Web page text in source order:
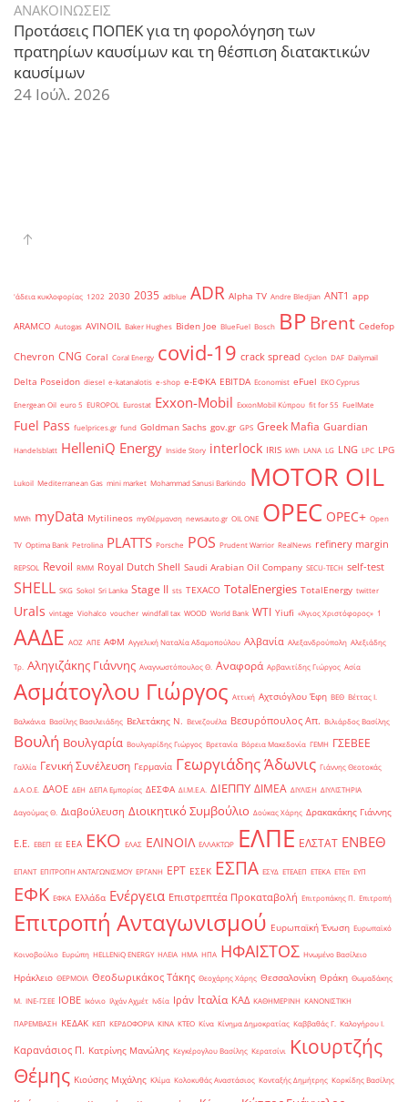
ΑΝΑΚΟΙΝΩΣΕΙΣ
Προτάσεις ΠΟΠΕΚ για τη φορολόγηση των
πρατηρίων καυσίμων και τη θέσπιση διατακτικών
καυσίμων
24 Ιούλ. 2026
'άδεια κυκλοφορίας 1202 2030 2035 adblue ADR Alpha TV Andre Bledjian ANT1 app
ARAMCO Autogas AVINOIL Baker Hughes Biden Joe BlueFuel Bosch BPBrent Cedefop
Chevron CNG Coral Coral Energy covid-19 crack spread Cyclon DAF Dailymail
Delta Poseidon diesel e-katanalotis e-shop e-ΕΦΚΑ EBITDA Economist eFuel EKO Cyprus
Energean Oil euro 5 EUROPOL Eurostat Exxon-Mobil ExxonMobil Κύπρου fit for 55 FuelMate
Fuel Pass fuelprices.gr fund Goldman Sachs gov.gr GPS Greek Mafia Guardian
Handelsblatt HelleniQ Energy Inside Story interlock IRIS kWh LANA LG LNG LPC LPG
Lukoil Mediterranean Gas mini market Mohammad Sanusi Barkindo MOTOR OIL
MWh myData Mytilineos myΘέρμανση newsauto.gr OIL ONE OPEC OPEC+ Open
TV Optima Bank Petrolina PLATTS Porsche POS Prudent Warrior RealNews refinery margin
REPSOL Revoil RMM Royal Dutch Shell Saudi Arabian Oil Company SECU-TECH self-test
SHELL SKG Sokol Sri Lanka Stage II sts TEXACO TotalEnergies TotalEnergy twitter
Urals vintage Viohalco voucher windfall tax WOOD World Bank WTI Yiufi «Άγιος Χριστόφορος» ΄1
ΑΑΔΕ ΑΟΖ ΑΠΕ ΑΦΜ Αγγελική Ναταλία Αδαμοπούλου Αλβανία Αλεξανδρούπολη Αλεξιάδης
Τρ. Αληγιζάκης Γιάννης Αναγνωστόπουλος Θ. Αναφορά Αρβανιτίδης Γιώργος Ασία
Ασμάτογλου Γιώργος Αττική Αχτσιόγλου Έφη ΒΕΘ Βέττας Ι.
Βαλκάνια Βασίλης Βασιλειάδης Βελετάκης Ν. Βενεζουέλα Βεσυρόπουλος Απ. Βιλιάρδος Βασίλης
Βουλή Βουλγαρία Βουλγαρίδης Γιώργος Βρετανία Βόρεια Μακεδονία ΓΕΜΗ ΓΣΕΒΕΕ
Γαλλία Γενική Συνέλευση Γερμανία Γεωργιάδης Άδωνις Γιάννης Θεοτοκάς
Δ.Α.Ο.Ε. ΔΑΟΕ ΔΕΗ ΔΕΠΑ Εμπορίας ΔΕΣΦΑ ΔΙ.Μ.Ε.Α. ΔΙΕΠΠΥ ΔΙΜΕΑ ΔΙΥΛΙΣΗ ΔΙΥΛΙΣΤΗΡΙΑ
Δαγούμας Θ. Διαβούλευση Διοικητικό Συμβούλιο Δούκας Χάρης Δρακακάκης Γιάννης
Ε.Ε. ΕΒΕΠ ΕΕ ΕΕΑ ΕΚΟ ΕΛΑΣ ΕΛΙΝΟΙΛ ΕΛΛΑΚΤΩΡ ΕΛΠΕ ΕΛΣΤΑΤ ΕΝΒΕΘ
ΕΠΑΝΤ ΕΠΙΤΡΟΠΗ ΑΝΤΑΓΩΝΙΣΜΟΥ ΕΡΓΑΝΗ ΕΡΤ ΕΣΕΚ ΕΣΠΑ ΕΣΥΔ ΕΤΕΑΕΠ ΕΤΕΚΑ ΕΤΕπ ΕΥΠ
ΕΦΚ ΕΦΚΑ Ελλάδα Ενέργεια Επιστρεπτέα Προκαταβολή Επιτροπάκης Π. Επιτροπή
Επιτροπή Ανταγωνισμού Ευρωπαϊκή Ένωση Ευρωπαϊκό
Κοινοβούλιο Ευρώπη ΗELLENiQ ENERGY ΗΛΕΙΑ ΗΜΑ ΗΠΑ ΗΦΑΙΣΤΟΣ Ηνωμένο Βασίλειο
Ηράκλειο ΘΕΡΜΟΙΛ Θεοδωρικάκος Τάκης Θεοχάρης Χάρης Θεσσαλονίκη Θράκη Θωμαδάκης
Μ. ΙΝΕ-ΓΣΕΕ ΙΟΒΕ Ικόνιο Ιλχάν Αχμέτ Ινδία Ιράν Ιταλία ΚΑΔ ΚΑΘΗΜΕΡΙΝΗ ΚΑΝΟΝΙΣΤΙΚΗ
ΠΑΡΕΜΒΑΣΗ ΚΕΔΑΚ ΚΕΠ ΚΕΡΔΟΦΟΡΙΑ ΚΙΝΑ ΚΤΕΟ Κίνα Κίνημα Δημοκρατίας Καββαθάς Γ. Καλογήρου Ι.
Καρανάσιος Π. Κατρίνης Μανώλης Κεγκέρογλου Βασίλης Κερατσίνι
Κιουρτζής
Θέμης Κιούσης Μιχάλης Κλίμα Κολοκυθάς Αναστάσιος Κονταξής Δημήτρης Κορκίδης Βασίλης